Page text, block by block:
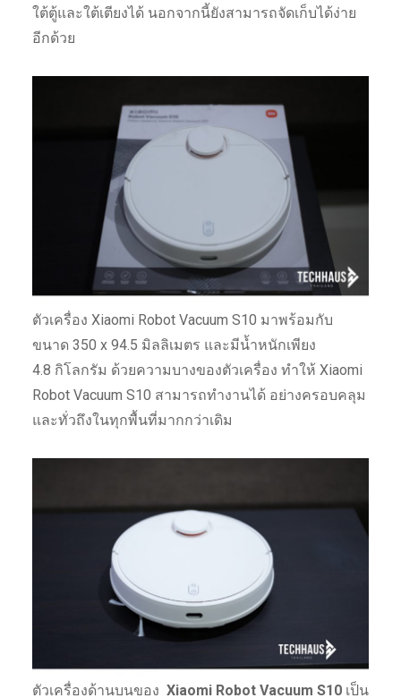
ใต้ตู้และใต้เตียงได้ นอกจากนี้ยังสามารถจัดเก็บได้ง่าย
อีกด้วย
ตัวเครื่อง Xiaomi Robot Vacuum S10 มาพร้อมกับ
ขนาด 350 x 94.5 มิลลิเมตร และมีน้ำหนักเพียง
4.8 กิโลกรัม ด้วยความบางของตัวเครื่อง ทำให้ Xiaomi
Robot Vacuum S10 สามารถทำงานได้ อย่างครอบคลุม
และทั่วถึงในทุกพื้นที่มากกว่าเดิม
ตัวเครื่องด้านบนของ Xiaomi Robot Vacuum S10เป็น